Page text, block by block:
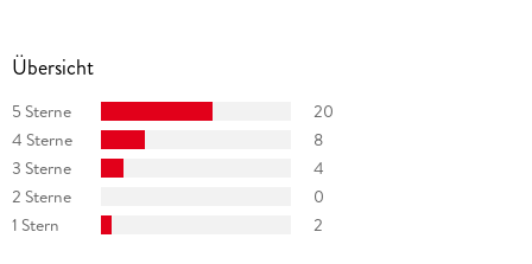
Übersicht
5 Sterne
20
4 Sterne
8
3 Sterne
4
2 Sterne
0
1 Stern
2